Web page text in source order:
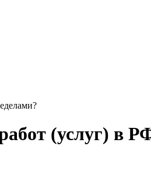
(услуг) в